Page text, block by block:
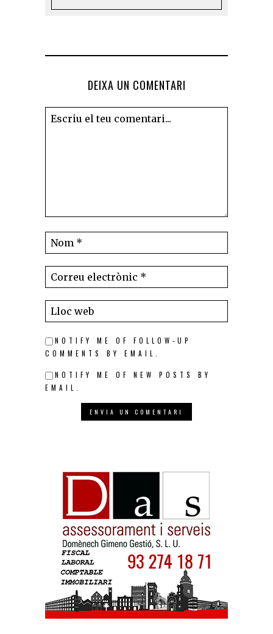
DEIXA UN COMENTARI
NOTIFY ME OF FOLLOW-UP
COMMENTS BY EMAIL.
NOTIFY ME OF NEW POSTS BY
EMAIL.